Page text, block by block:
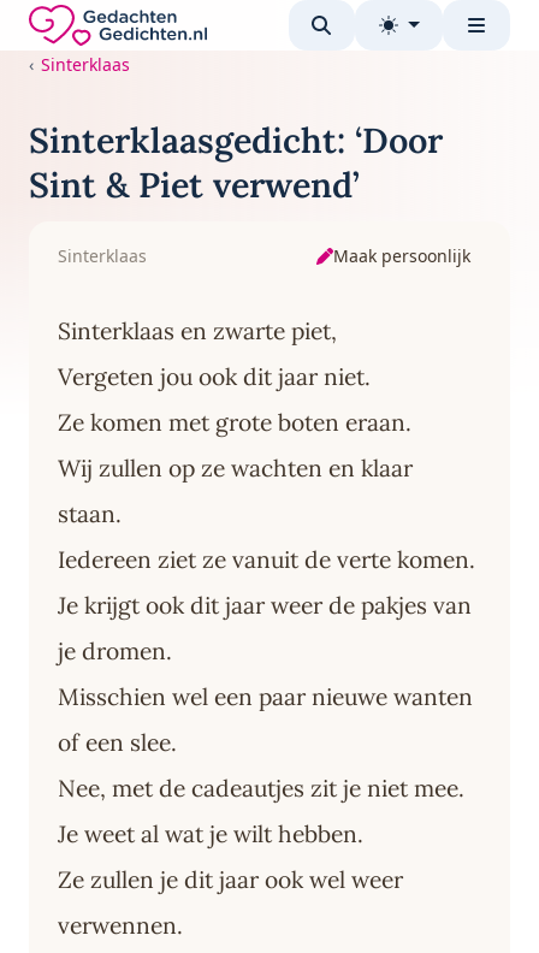
Direct naar de inhoud
Gedachten-Gedichten.nl — naar de homepage
Sinterklaas
Sinterklaasgedicht: ‘Door
Sint & Piet verwend’
Sinterklaas Maak persoonlijk
Sinterklaas en zwarte piet,
Vergeten jou ook dit jaar niet.
Ze komen met grote boten eraan.
Wij zullen op ze wachten en klaar
staan.
Iedereen ziet ze vanuit de verte komen.
Je krijgt ook dit jaar weer de pakjes van
je dromen.
Misschien wel een paar nieuwe wanten
of een slee.
Nee, met de cadeautjes zit je niet mee.
Je weet al wat je wilt hebben.
Ze zullen je dit jaar ook wel weer
verwennen.